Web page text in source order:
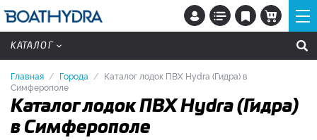
КАТАЛОГ
Главная Города
Каталог лодок ПВХ Hydra (Гидра) в
Симферополе
Каталог лодок ПВХ Hydra (Гидра)
в Симферополе